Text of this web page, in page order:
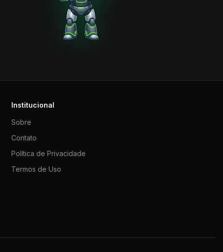
Institucional
Sobre
Contato
Política de Privacidade
Termos de Uso